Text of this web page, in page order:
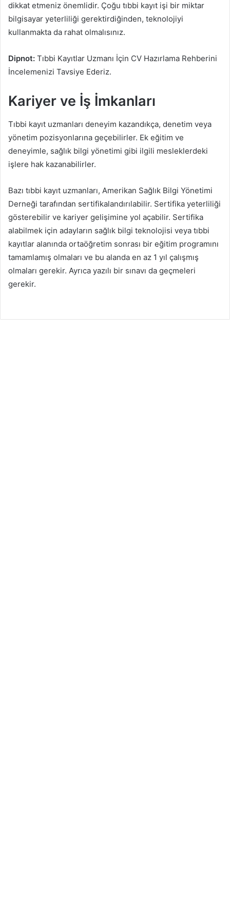
dikkat etmeniz önemlidir. Çoğu tıbbi kayıt işi bir miktar
bilgisayar yeterliliği gerektirdiğinden, teknolojiyi
kullanmakta da rahat olmalısınız.
Dipnot: Tıbbi Kayıtlar Uzmanı İçin CV Hazırlama Rehberini
İncelemenizi Tavsiye Ederiz.
Kariyer ve İş İmkanları
Tıbbi kayıt uzmanları deneyim kazandıkça, denetim veya
yönetim pozisyonlarına geçebilirler. Ek eğitim ve
deneyimle, sağlık bilgi yönetimi gibi ilgili mesleklerdeki
işlere hak kazanabilirler.
Bazı tıbbi kayıt uzmanları, Amerikan Sağlık Bilgi Yönetimi
Derneği tarafından sertifikalandırılabilir. Sertifika yeterliliği
gösterebilir ve kariyer gelişimine yol açabilir. Sertifika
alabilmek için adayların sağlık bilgi teknolojisi veya tıbbi
kayıtlar alanında ortaöğretim sonrası bir eğitim programını
tamamlamış olmaları ve bu alanda en az 1 yıl çalışmış
olmaları gerekir. Ayrıca yazılı bir sınavı da geçmeleri
gerekir.